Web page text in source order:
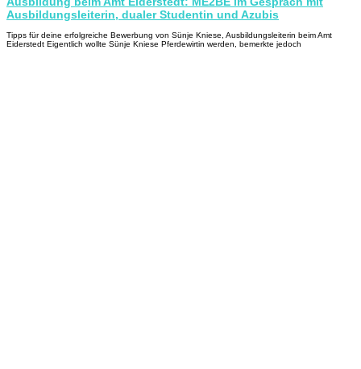
Ausbildungsleiterin, dualer Studentin und Azubis
Tipps für deine erfolgreiche Bewerbung von Sünje Kniese, Ausbildungsleiterin beim Amt
Eiderstedt Eigentlich wollte Sünje Kniese Pferdewirtin werden, bemerkte jedoch